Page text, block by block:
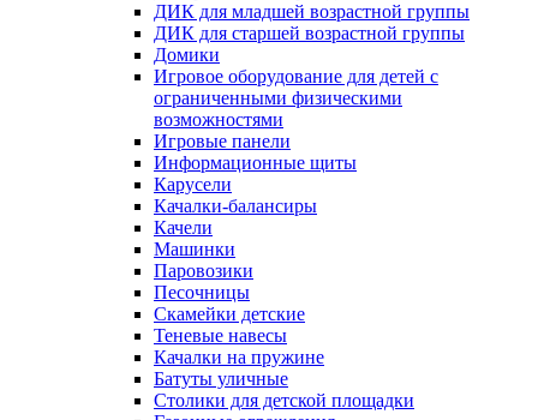
ДИК для младшей возрастной группы
ДИК для старшей возрастной группы
Домики
Игровое оборудование для детей с
ограниченными физическими
возможностями
Игровые панели
Информационные щиты
Карусели
Качалки-балансиры
Качели
Машинки
Паровозики
Песочницы
Скамейки детские
Теневые навесы
Качалки на пружине
Батуты уличные
Столики для детской площадки